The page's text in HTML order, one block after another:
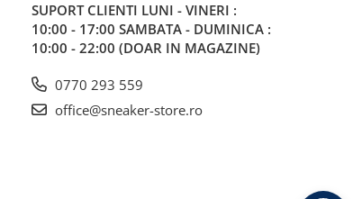
SUPORT CLIENTI LUNI - VINERI :
10:00 - 17:00 SAMBATA - DUMINICA :
10:00 - 22:00 (DOAR IN MAGAZINE)
0770 293 559
office@sneaker-store.ro